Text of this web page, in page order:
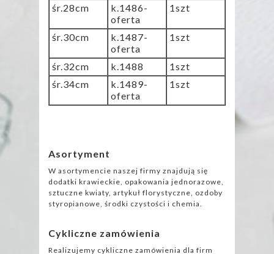
śr.28cm
k.1486-
oferta
1szt
śr.30cm
k.1487-
oferta
1szt
śr.32cm k.1488
1szt
śr.34cm
k.1489-
oferta
1szt
Asortyment
W asortymencie naszej firmy znajdują się
dodatki krawieckie, opakowania jednorazowe,
sztuczne kwiaty, artykuł florystyczne, ozdoby
styropianowe, środki czystości i chemia.
Cykliczne zamówienia
Realizujemy cykliczne zamówienia dla firm